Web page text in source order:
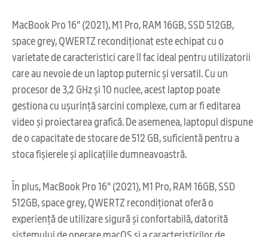
MacBook Pro 16" (2021), M1 Pro, RAM 16GB, SSD 512GB,
space grey, QWERTZ recondiționat este echipat cu o
varietate de caracteristici care îl fac ideal pentru utilizatorii
care au nevoie de un laptop puternic și versatil. Cu un
procesor de 3,2 GHz și 10 nuclee, acest laptop poate
gestiona cu ușurință sarcini complexe, cum ar fi editarea
video și proiectarea grafică. De asemenea, laptopul dispune
de o capacitate de stocare de 512 GB, suficientă pentru a
stoca fișierele și aplicațiile dumneavoastră.
În plus, MacBook Pro 16" (2021), M1 Pro, RAM 16GB, SSD
512GB, space grey, QWERTZ recondiționat oferă o
experiență de utilizare sigură și confortabilă, datorită